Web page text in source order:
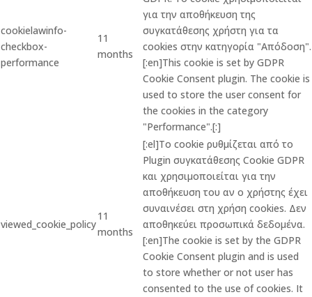
cookielawinfo-
checkbox-
performance
11
months
για την αποθήκευση της
συγκατάθεσης χρήστη για τα
cookies στην κατηγορία "Απόδοση".
[:en]This cookie is set by GDPR
Cookie Consent plugin. The cookie is
used to store the user consent for
the cookies in the category
"Performance".[:]
viewed_cookie_policy
11
months
[:el]Το cookie ρυθμίζεται από το
Plugin συγκατάθεσης Cookie GDPR
και χρησιμοποιείται για την
αποθήκευση του αν ο χρήστης έχει
συναινέσει στη χρήση cookies. Δεν
αποθηκεύει προσωπικά δεδομένα.
[:en]The cookie is set by the GDPR
Cookie Consent plugin and is used
to store whether or not user has
consented to the use of cookies. It